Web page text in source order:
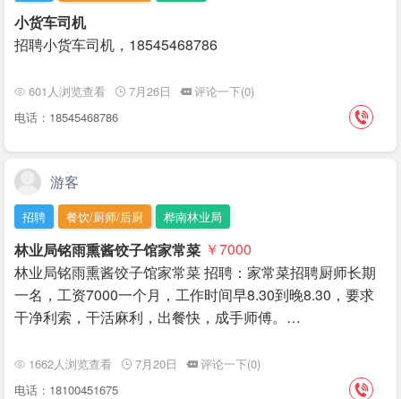
小货车司机
招聘小货车司机，18545468786
601人浏览查看 7月26日
评论一下(0)
电话：18545468786
游客
招聘 餐饮/厨师/后厨 桦南林业局
林业局铭雨熏酱饺子馆家常菜 ￥7000
林业局铭雨熏酱饺子馆家常菜 招聘：家常菜招聘厨师长期
一名，工资7000一个月，工作时间早8.30到晚8.30，要求
干净利索，干活麻利，出餐快，成手师傅。…
1662人浏览查看 7月20日
评论一下(0)
电话：18100451675